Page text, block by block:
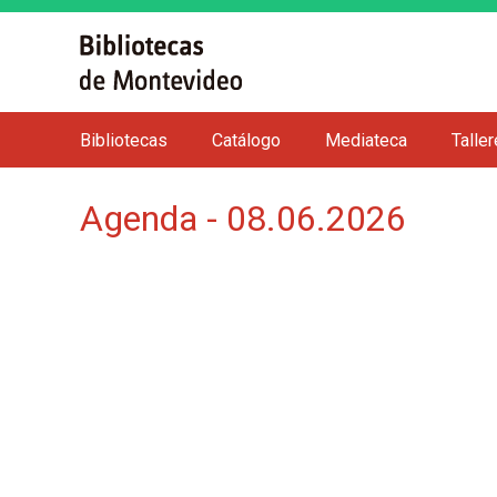
Agenda - 08.06.2026
n
Bibliotecas Catálogo Mediateca